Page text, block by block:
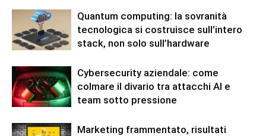
Quantum computing: la sovranità
tecnologica si costruisce sull’intero
stack, non solo sull’hardware
Cybersecurity aziendale: come
colmare il divario tra attacchi AI e
team sotto pressione
Marketing frammentato, risultati